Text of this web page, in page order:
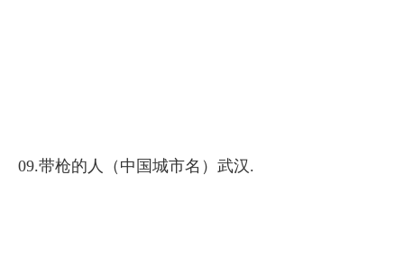
09.带枪的人（中国城市名）武汉.